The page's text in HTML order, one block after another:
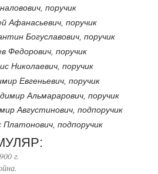
поручик
Афанасьевич, поручик
Богуславович, поручик
Федорович, поручик
Николаевич, поручик
Евгеньевич, поручик
Альмарарович, поручик
Августинович, подпоручик
подпоручик
г.